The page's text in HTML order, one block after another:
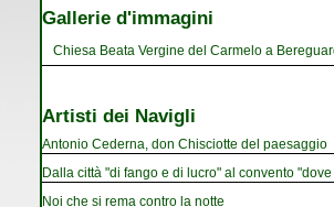
Gallerie d'immagini
Chiesa Beata Vergine del Carmelo a
Artisti dei Navigli
Antonio Cederna, don Chisciotte del paesaggio
Dalla città "di fango e di lucro" al convento
Noi che si rema contro la notte